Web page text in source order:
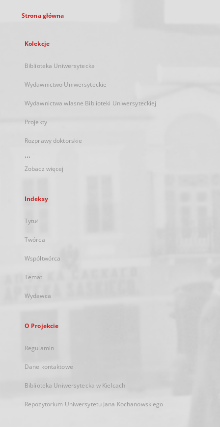
Strona główna
Kolekcje
Biblioteka Uniwersytecka
Wydawnictwo Uniwersyteckie
Wydawnictwa własne Biblioteki Uniwersyteckiej
Projekty
Rozprawy doktorskie
...
Zobacz więcej
Indeksy
Tytuł
Twórca
Współtwórca
Temat
Wydawca
O Projekcie
Regulamin
Dane kontaktowe
Biblioteka Uniwersytecka w Kielcach
Repozytorium Uniwersytetu Jana Kochanowskiego